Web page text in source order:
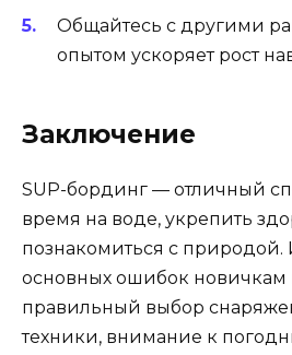
Общайтесь с другими
опытом ускоряет рост
Заключение
SUP-бординг — отличный
время на воде, укрепить
познакомиться с природой.
основных ошибок новичкам
правильный выбор
техники, внимание к